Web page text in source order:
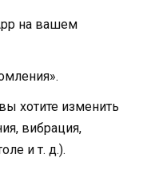
на вашем
хотите изменить
вибрация,
и т. д.).